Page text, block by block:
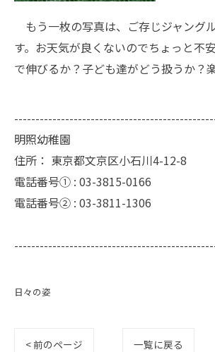
もう一枚の写真は、ご存じジャング
す。お天気が良くないのでちょっと不
で伸びるか？子ども達がどう扱うか？
明照幼稚園
住所： 東京都文京区小石川4-12-8
電話番号① : 03-3815-0166
電話番号② : 03-3811-1306
日々の姿
< 前のページ 一覧に戻る